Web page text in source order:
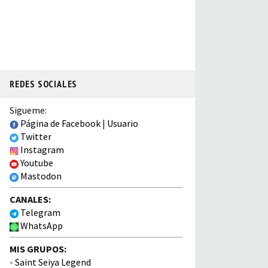
REDES SOCIALES
Sigueme:
Página de Facebook | Usuario
Twitter
Instagram
Youtube
Mastodon
CANALES:
Telegram
WhatsApp
MIS GRUPOS:
- Saint Seiya Legend